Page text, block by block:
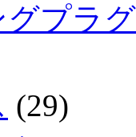
プラ
(29)